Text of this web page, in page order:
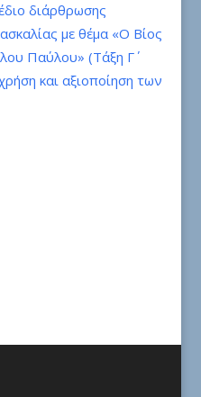
διάρθρωσης
με θέμα «Ο Βίος
Παύλου» (Τάξη Γ΄
και αξιοποίηση των